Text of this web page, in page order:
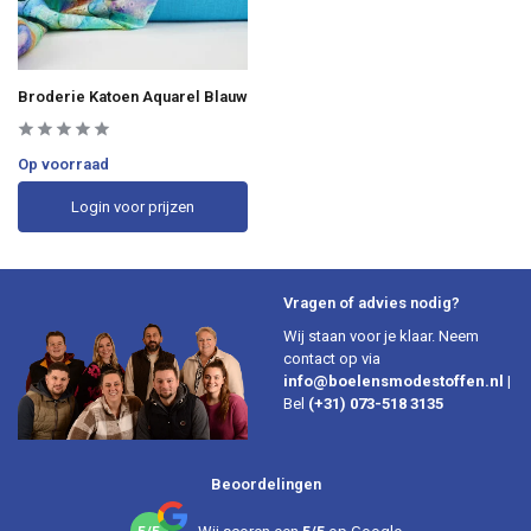
Broderie Katoen Aquarel Blauw
Op voorraad
Login voor prijzen
Vragen of advies nodig?
Wij staan voor je klaar. Neem
contact op via
info@boelensmodestoffen.nl |
Bel (+31) 073-518 3135
Beoordelingen